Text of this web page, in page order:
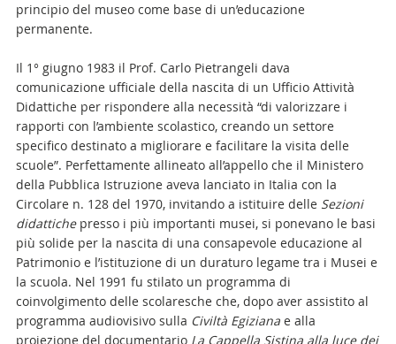
principio del museo come base di un’educazione
permanente.
Il 1° giugno 1983 il Prof. Carlo Pietrangeli dava
comunicazione ufficiale della nascita di un Ufficio Attività
Didattiche per rispondere alla necessità “di valorizzare i
rapporti con l’ambiente scolastico, creando un settore
specifico destinato a migliorare e facilitare la visita delle
scuole”. Perfettamente allineato all’appello che il Ministero
della Pubblica Istruzione aveva lanciato in Italia con la
Circolare n. 128 del 1970, invitando a istituire delle Sezioni
didattichepresso i più importanti musei, si ponevano le basi
più solide per la nascita di una consapevole educazione al
Patrimonio e l’istituzione di un duraturo legame tra i Musei e
la scuola. Nel 1991 fu stilato un programma di
coinvolgimento delle scolaresche che, dopo aver assistito al
programma audiovisivo sulla Civiltà Egizianae alla
proiezione del documentario La Cappella Sistina alla luce dei